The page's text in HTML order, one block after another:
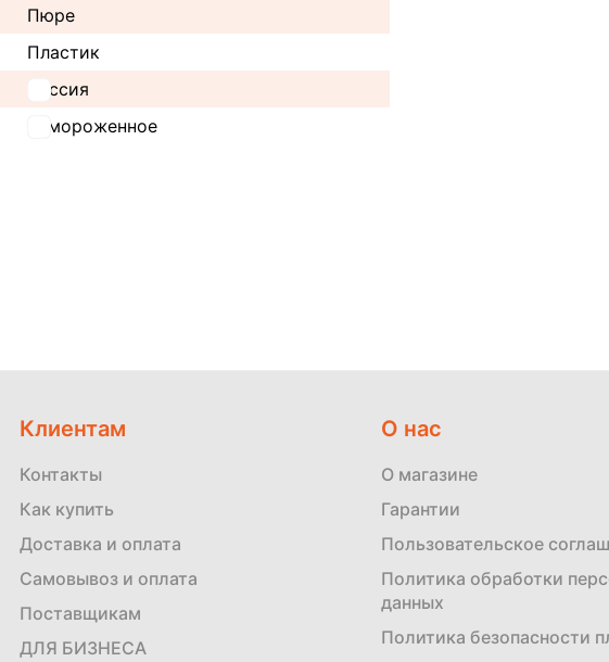
Пюре
Пластик
Россия
Замороженное
Клиентам
Контакты
Как купить
Доставка и оплата
Самовывоз и оплата
Поставщикам
ДЛЯ БИЗНЕСА
О нас
О магазине
Гарантии
Пользовательское
Политика обработки
данных
Политика безопасности